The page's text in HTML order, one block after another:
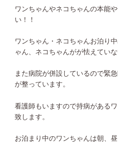
ワンちゃんやネコちゃんの本能
い！！
ワンちゃん・ネコちゃんお泊り
ゃん、ネコちゃんがが怯えてい
また病院が併設しているので緊
が整っています。
看護師もいますので持病がある
致します。
お泊まり中のワンちゃんは朝、